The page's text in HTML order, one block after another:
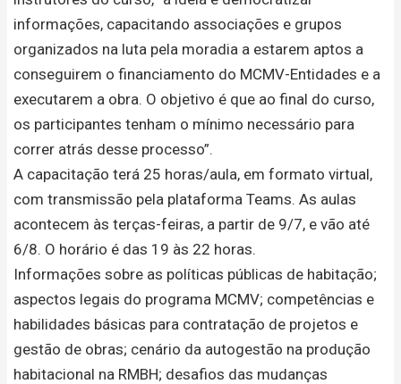
informações, capacitando associações e grupos
organizados na luta pela moradia a estarem aptos a
conseguirem o financiamento do MCMV-Entidades e a
executarem a obra. O objetivo é que ao final do curso,
os participantes tenham o mínimo necessário para
correr atrás desse processo”.
A capacitação terá 25 horas/aula, em formato virtual,
com transmissão pela plataforma Teams. As aulas
acontecem às terças-feiras, a partir de 9/7, e vão até
6/8. O horário é das 19 às 22 horas.
Informações sobre as políticas públicas de habitação;
aspectos legais do programa MCMV; competências e
habilidades básicas para contratação de projetos e
gestão de obras; cenário da autogestão na produção
habitacional na RMBH; desafios das mudanças